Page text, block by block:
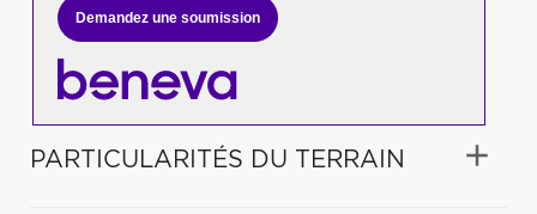
Demandez une soumission
PARTICULARITÉS DU TERRAIN